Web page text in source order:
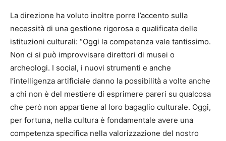
La direzione ha voluto inoltre porre l’accento sulla
necessità di una gestione rigorosa e qualificata delle
istituzioni culturali: “Oggi la competenza vale tantissimo.
Non ci si può improvvisare direttori di musei o
archeologi. I social, i nuovi strumenti e anche
l’intelligenza artificiale danno la possibilità a volte anche
a chi non è del mestiere di esprimere pareri su qualcosa
che però non appartiene al loro bagaglio culturale. Oggi,
per fortuna, nella cultura è fondamentale avere una
competenza specifica nella valorizzazione del nostro